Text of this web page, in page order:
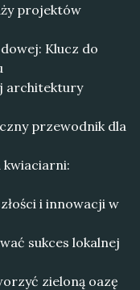
projektów
Klucz do
architektury
przewodnik dla
kwiaciarni:
i innowacji w
sukces lokalnej
zieloną oazę